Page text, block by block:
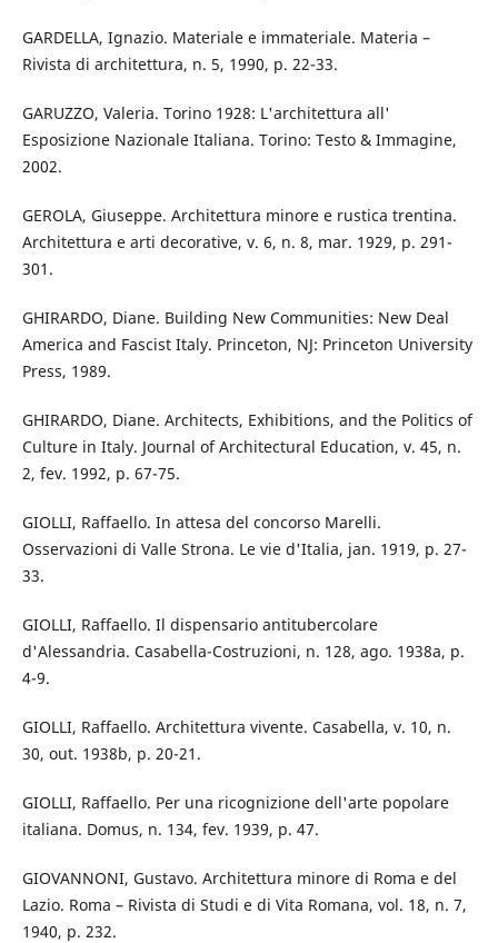
GARDELLA, Ignazio. Materiale e immateriale. Materia –
Rivista di architettura, n. 5, 1990, p. 22-33.
GARUZZO, Valeria. Torino 1928: L'architettura all'
Esposizione Nazionale Italiana. Torino: Testo & Immagine,
2002.
GEROLA, Giuseppe. Architettura minore e rustica trentina.
Architettura e arti decorative, v. 6, n. 8, mar. 1929, p. 291-
301.
GHIRARDO, Diane. Building New Communities: New Deal
America and Fascist Italy. Princeton, NJ: Princeton University
Press, 1989.
GHIRARDO, Diane. Architects, Exhibitions, and the Politics of
Culture in Italy. Journal of Architectural Education, v. 45, n.
2, fev. 1992, p. 67-75.
GIOLLI, Raffaello. In attesa del concorso Marelli.
Osservazioni di Valle Strona. Le vie d'Italia, jan. 1919, p. 27-
33.
GIOLLI, Raffaello. Il dispensario antitubercolare
d'Alessandria. Casabella-Costruzioni, n. 128, ago. 1938a, p.
4-9.
GIOLLI, Raffaello. Architettura vivente. Casabella, v. 10, n.
30, out. 1938b, p. 20-21.
GIOLLI, Raffaello. Per una ricognizione dell'arte popolare
italiana. Domus, n. 134, fev. 1939, p. 47.
GIOVANNONI, Gustavo. Architettura minore di Roma e del
Lazio. Roma – Rivista di Studi e di Vita Romana, vol. 18, n. 7,
1940, p. 232.